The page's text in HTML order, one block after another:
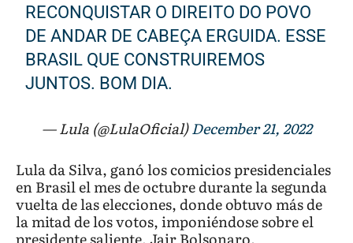
RECONQUISTAR O DIREITO DO POVO
DE ANDAR DE CABEÇA ERGUIDA. ESSE
BRASIL QUE CONSTRUIREMOS
JUNTOS. BOM DIA.
— Lula (@LulaOficial)December 21, 2022
Lula da Silva, ganó los comicios presidenciales
en Brasil el mes de octubre durante la segunda
vuelta de las elecciones, donde obtuvo más de
la mitad de los votos, imponiéndose sobre el